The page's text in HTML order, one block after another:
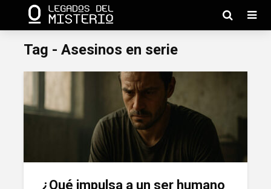
Tag - Asesinos en serie
¿Qué impulsa a un ser humano